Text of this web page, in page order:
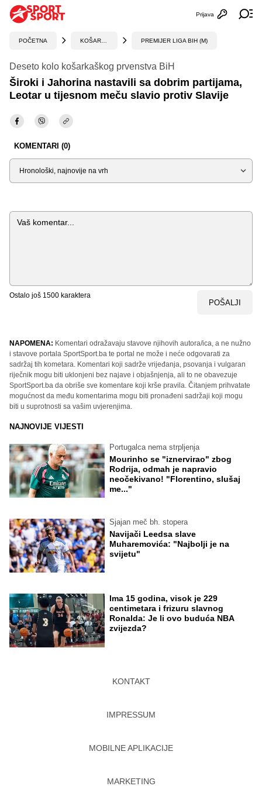
Otvori
Prijava
POČETNA PREMIJER LIGA BIH (M)
Deseto kolo košarkaškog prvenstva BiH
Široki i Jahorina nastavili sa dobrim partijama,
Leotar u tijesnom meču slavio protiv Slavije
KOMENTARI (0)
Sortiraj
Komentar
Ostalo još 1500 karaktera
POŠALJI
NAPOMENA: Komentari odražavaju stavove njihovih autora/ica, a ne nužno
i stavove portala SportSport.ba te portal ne može i neće odgovarati za
sadržaj tih kometara. Komentari koji sadrže vrijeđanja, psovanja i vulgaran
riječnik mogu biti uklonjeni bez najave i objašnjenja, ali to ne obavezuje
SportSport.ba da obriše sve komentare koji krše pravila. Čitanjem prihvatate
mogućnost da među komentarima mogu biti pronađeni sadržaji koji mogu
biti u suprotnosti sa vašim uvjerenjima.
NAJNOVIJE VIJESTI
Portugalca nema strpljenja
Mourinho se "iznervirao" zbog
Rodrija, odmah je napravio
neočekivano! "Florentino, slušaj
me..."
Sjajan meč bh. stopera
Navijači Leedsa slave
Muharemovića: "Najbolji je na
svijetu"
Ima 15 godina, visok je 229
centimetara i frizuru slavnog
Ronalda: Je li ovo buduća NBA
zvijezda?
KONTAKT
IMPRESSUM
MOBILNE APLIKACIJE
MARKETING